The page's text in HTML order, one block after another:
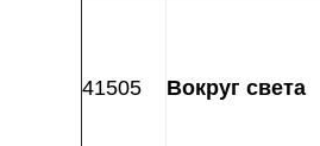
41505 Вокруг света